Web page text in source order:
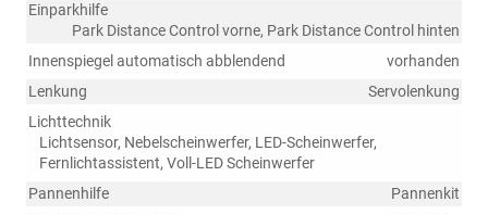
Einparkhilfe
Park Distance Control vorne, Park Distance Control hinten
Innenspiegel automatisch abblendend
vorhanden
Lenkung
Servolenkung
Lichttechnik
Lichtsensor, Nebelscheinwerfer, LED-Scheinwerfer,
Fernlichtassistent, Voll-LED Scheinwerfer
Pannenhilfe
Pannenkit